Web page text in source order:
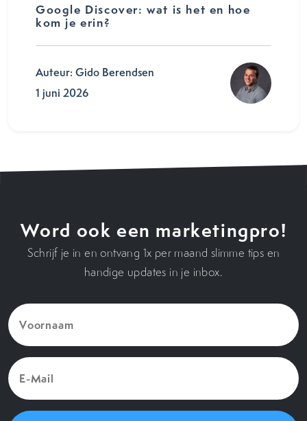
Google Discover: wat is het en hoe
kom je erin?
Auteur: Gido Berendsen
1 juni 2026
Word ook een marketingpro!
Schrijf je in en ontvang 1x per maand slimme tips en
handige updates in je inbox.
Voornaam
(Vereist)
E-
Mail
(Vereist)